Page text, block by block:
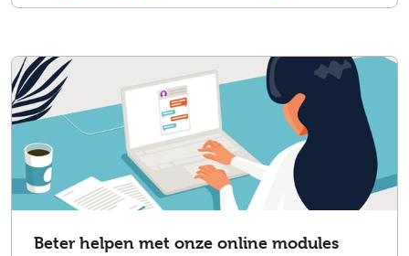
Beter helpen met onze online modules